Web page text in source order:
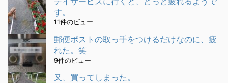
す。
11件のビュー
郵便ポストの取っ手をつけるだけなのに、疲
れた。笑
9件のビュー
又、買ってしまった。